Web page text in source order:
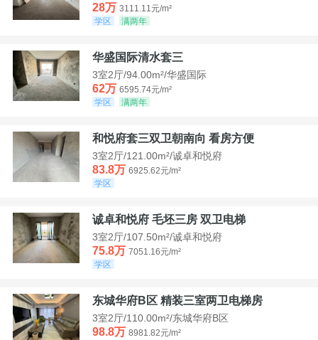
28万 3111.11元/m²
学区
满两年
华盛国际清水套三
3室2厅/94.00m²/华盛国际
62万 6595.74元/m²
学区
满两年
和悦府套三双卫朝南向 看房方便
3室2厅/121.00m²/诚卓和悦府
83.8万 6925.62元/m²
学区
诚卓和悦府 毛坯三房 双卫电梯
3室2厅/107.50m²/诚卓和悦府
75.8万 7051.16元/m²
学区
东城华府B区 精装三室两卫电梯房
3室2厅/110.00m²/东城华府B区
98.8万 8981.82元/m²